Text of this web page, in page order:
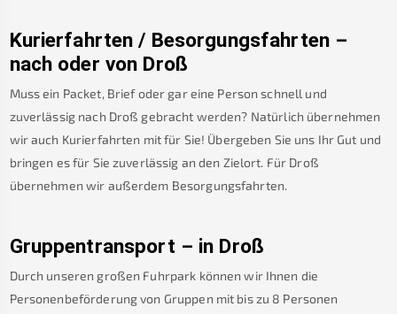
Kurierfahrten / Besorgungsfahrten –
nach oder von Droß
Muss ein Packet, Brief oder gar eine Person schnell und
zuverlässig nach Droß gebracht werden? Natürlich übernehmen
wir auch Kurierfahrten mit für Sie! Übergeben Sie uns Ihr Gut und
bringen es für Sie zuverlässig an den Zielort. Für Droß
übernehmen wir außerdem Besorgungsfahrten.
Gruppentransport – in Droß
Durch unseren großen Fuhrpark können wir Ihnen die
Personenbeförderung von Gruppen mit bis zu 8 Personen